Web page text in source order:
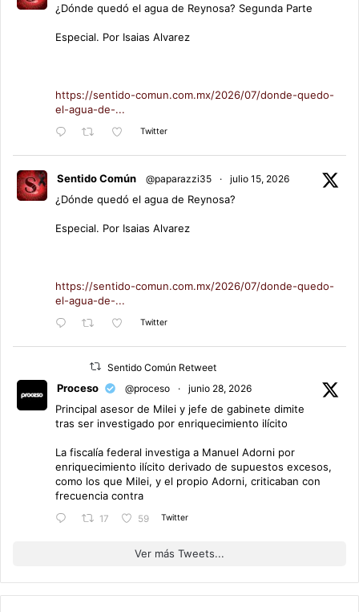
¿Dónde quedó el agua de Reynosa? Segunda Parte
Especial. Por Isaias Alvarez
https://sentido-comun.com.mx/2026/07/donde-quedo-
el-agua-de-...
Twitter
Sentido Común @paparazzi35 · julio 15, 2026
¿Dónde quedó el agua de Reynosa?
Especial. Por Isaias Alvarez
https://sentido-comun.com.mx/2026/07/donde-quedo-
el-agua-de-...
Twitter
Sentido Común Retweet
Proceso @proceso · junio 28, 2026
Principal asesor de Milei y jefe de gabinete dimite
tras ser investigado por enriquecimiento ilícito
La fiscalía federal investiga a Manuel Adorni por
enriquecimiento ilícito derivado de supuestos excesos,
como los que Milei, y el propio Adorni, criticaban con
frecuencia contra
17 59 Twitter
Ver más Tweets...